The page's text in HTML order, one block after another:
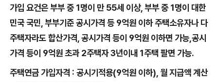
가입 요건은 부부 중 1명이 만 55세 이상, 부부 중 1명이 대한
민국 국민, 부부기준 공시가격 등 9억원 이하 주택소유자나 다
주택자라도 합산가격, 공시가격 등이 9억원 이하면 가능,공시
가격 등이 9억원 초과 2주택자 3년이내 1주택 팔면 가능.
주택연금 가입자격 : 공시기적용(9억원 이하), 월 지급액 계산